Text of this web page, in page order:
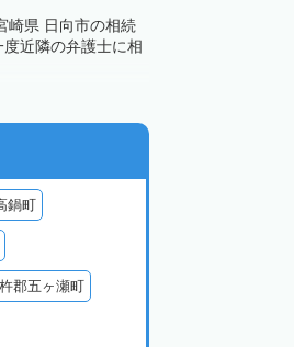
崎県 日向市の相続
近隣の弁護士に相
鍋町
郡五ヶ瀬町